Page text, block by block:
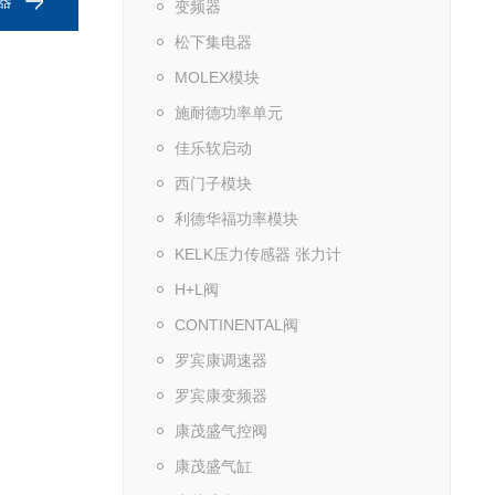
变频器
松下集电器
MOLEX模块
施耐德功率单元
佳乐软启动
西门子模块
利德华福功率模块
KELK压力传感器 张力计
H+L阀
CONTINENTAL阀
罗宾康调速器
罗宾康变频器
康茂盛气控阀
康茂盛气缸